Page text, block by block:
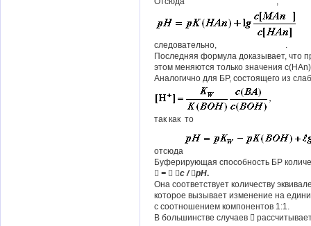
следовательно, .
Последняя формула доказывает, что
этом меняются только значения
Аналогично для БР, состоящего из
так как то
отсюда
Буферирующая способность БР
 =  с / рН.
Она соответствует количеству
которое вызывает изменение на
с соотношением компонентов 1:1.
В большинстве случаев 